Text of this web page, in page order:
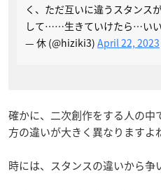
く、ただ互いに違うスタンス
して……生きていけたら…い
— 休 (@hiziki3) April 22, 2023
確かに、二次創作をする人の
方の違いが大きく異なりますよ
時には、スタンスの違いから